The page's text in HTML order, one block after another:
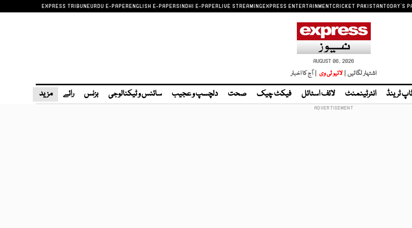
EXPRESS TRIBUNEURDU E-PAPERENGLISH E-PAPERSINDHI E-PAPERLIVE STREAMINGEXPRESS ENTERTAINMENTCRICKET PAKISTANTODAY'S
AUGUST 06, 2026
اشتہار لگائیں | لائیو ٹی وی | آج کا اخبار
ٹاپ ٹرینڈ انٹرٹینمنٹ لائف اسٹائل فیکٹ چیک صحت دلچسپ و عجیب سائنس و ٹیکنالوجی بزنس رائے مزید